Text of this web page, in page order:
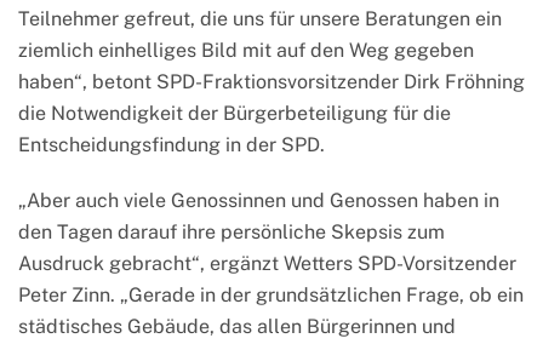
Teilnehmer gefreut, die uns für unsere Beratungen ein
ziemlich einhelliges Bild mit auf den Weg gegeben
haben“, betont SPD-Fraktionsvorsitzender Dirk Fröhning
die Notwendigkeit der Bürgerbeteiligung für die
Entscheidungsfindung in der SPD.
„Aber auch viele Genossinnen und Genossen haben in
den Tagen darauf ihre persönliche Skepsis zum
Ausdruck gebracht“, ergänzt Wetters SPD-Vorsitzender
Peter Zinn. „Gerade in der grundsätzlichen Frage, ob ein
städtisches Gebäude, das allen Bürgerinnen und